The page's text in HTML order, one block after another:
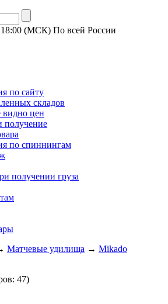
18:00 (МСК) По всей России
по сайту
складов
цен
получение
по спиннингам
получении груза
Матчевые удилища → Mikado
47)